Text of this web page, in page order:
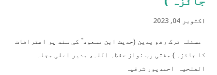
اکتوبر 04, 2023
مسئلہ ترک رفع یدین (حدیث ابن مسعود ؓ کی سند پر اعتراضات
کا جائزہ ) مفتی رب نواز حفظہ اللہ، مدیر اعلی مجلہ
الفتحیہ احمدپور شرقیہ